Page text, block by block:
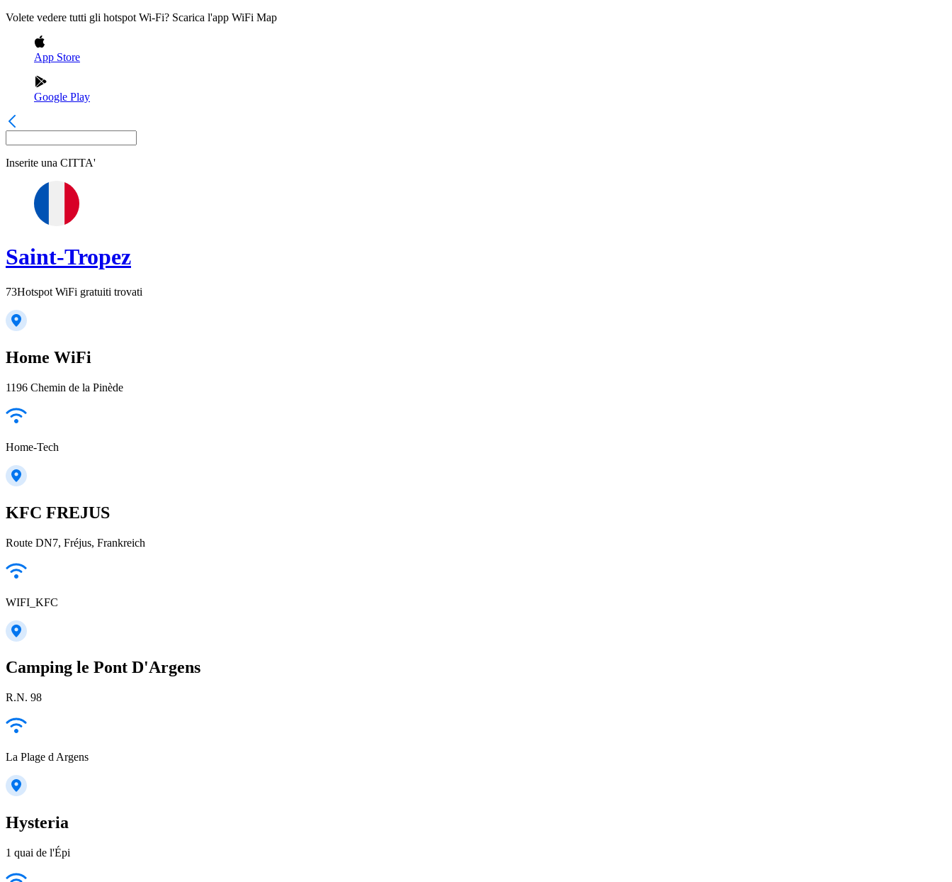
Volete vedere tutti gli hotspot Wi-Fi? Scarica l'app WiFi Map
App Store
Google Play
Inserite una CITTA'
Saint-Tropez
73Hotspot WiFi gratuiti trovati
Home WiFi
1196 Chemin de la Pinède
Home-Tech
KFC FREJUS
Route DN7, Fréjus, Frankreich
WIFI_KFC
Camping le Pont D'Argens
R.N. 98
La Plage d Argens
Hysteria
1 quai de l'Épi